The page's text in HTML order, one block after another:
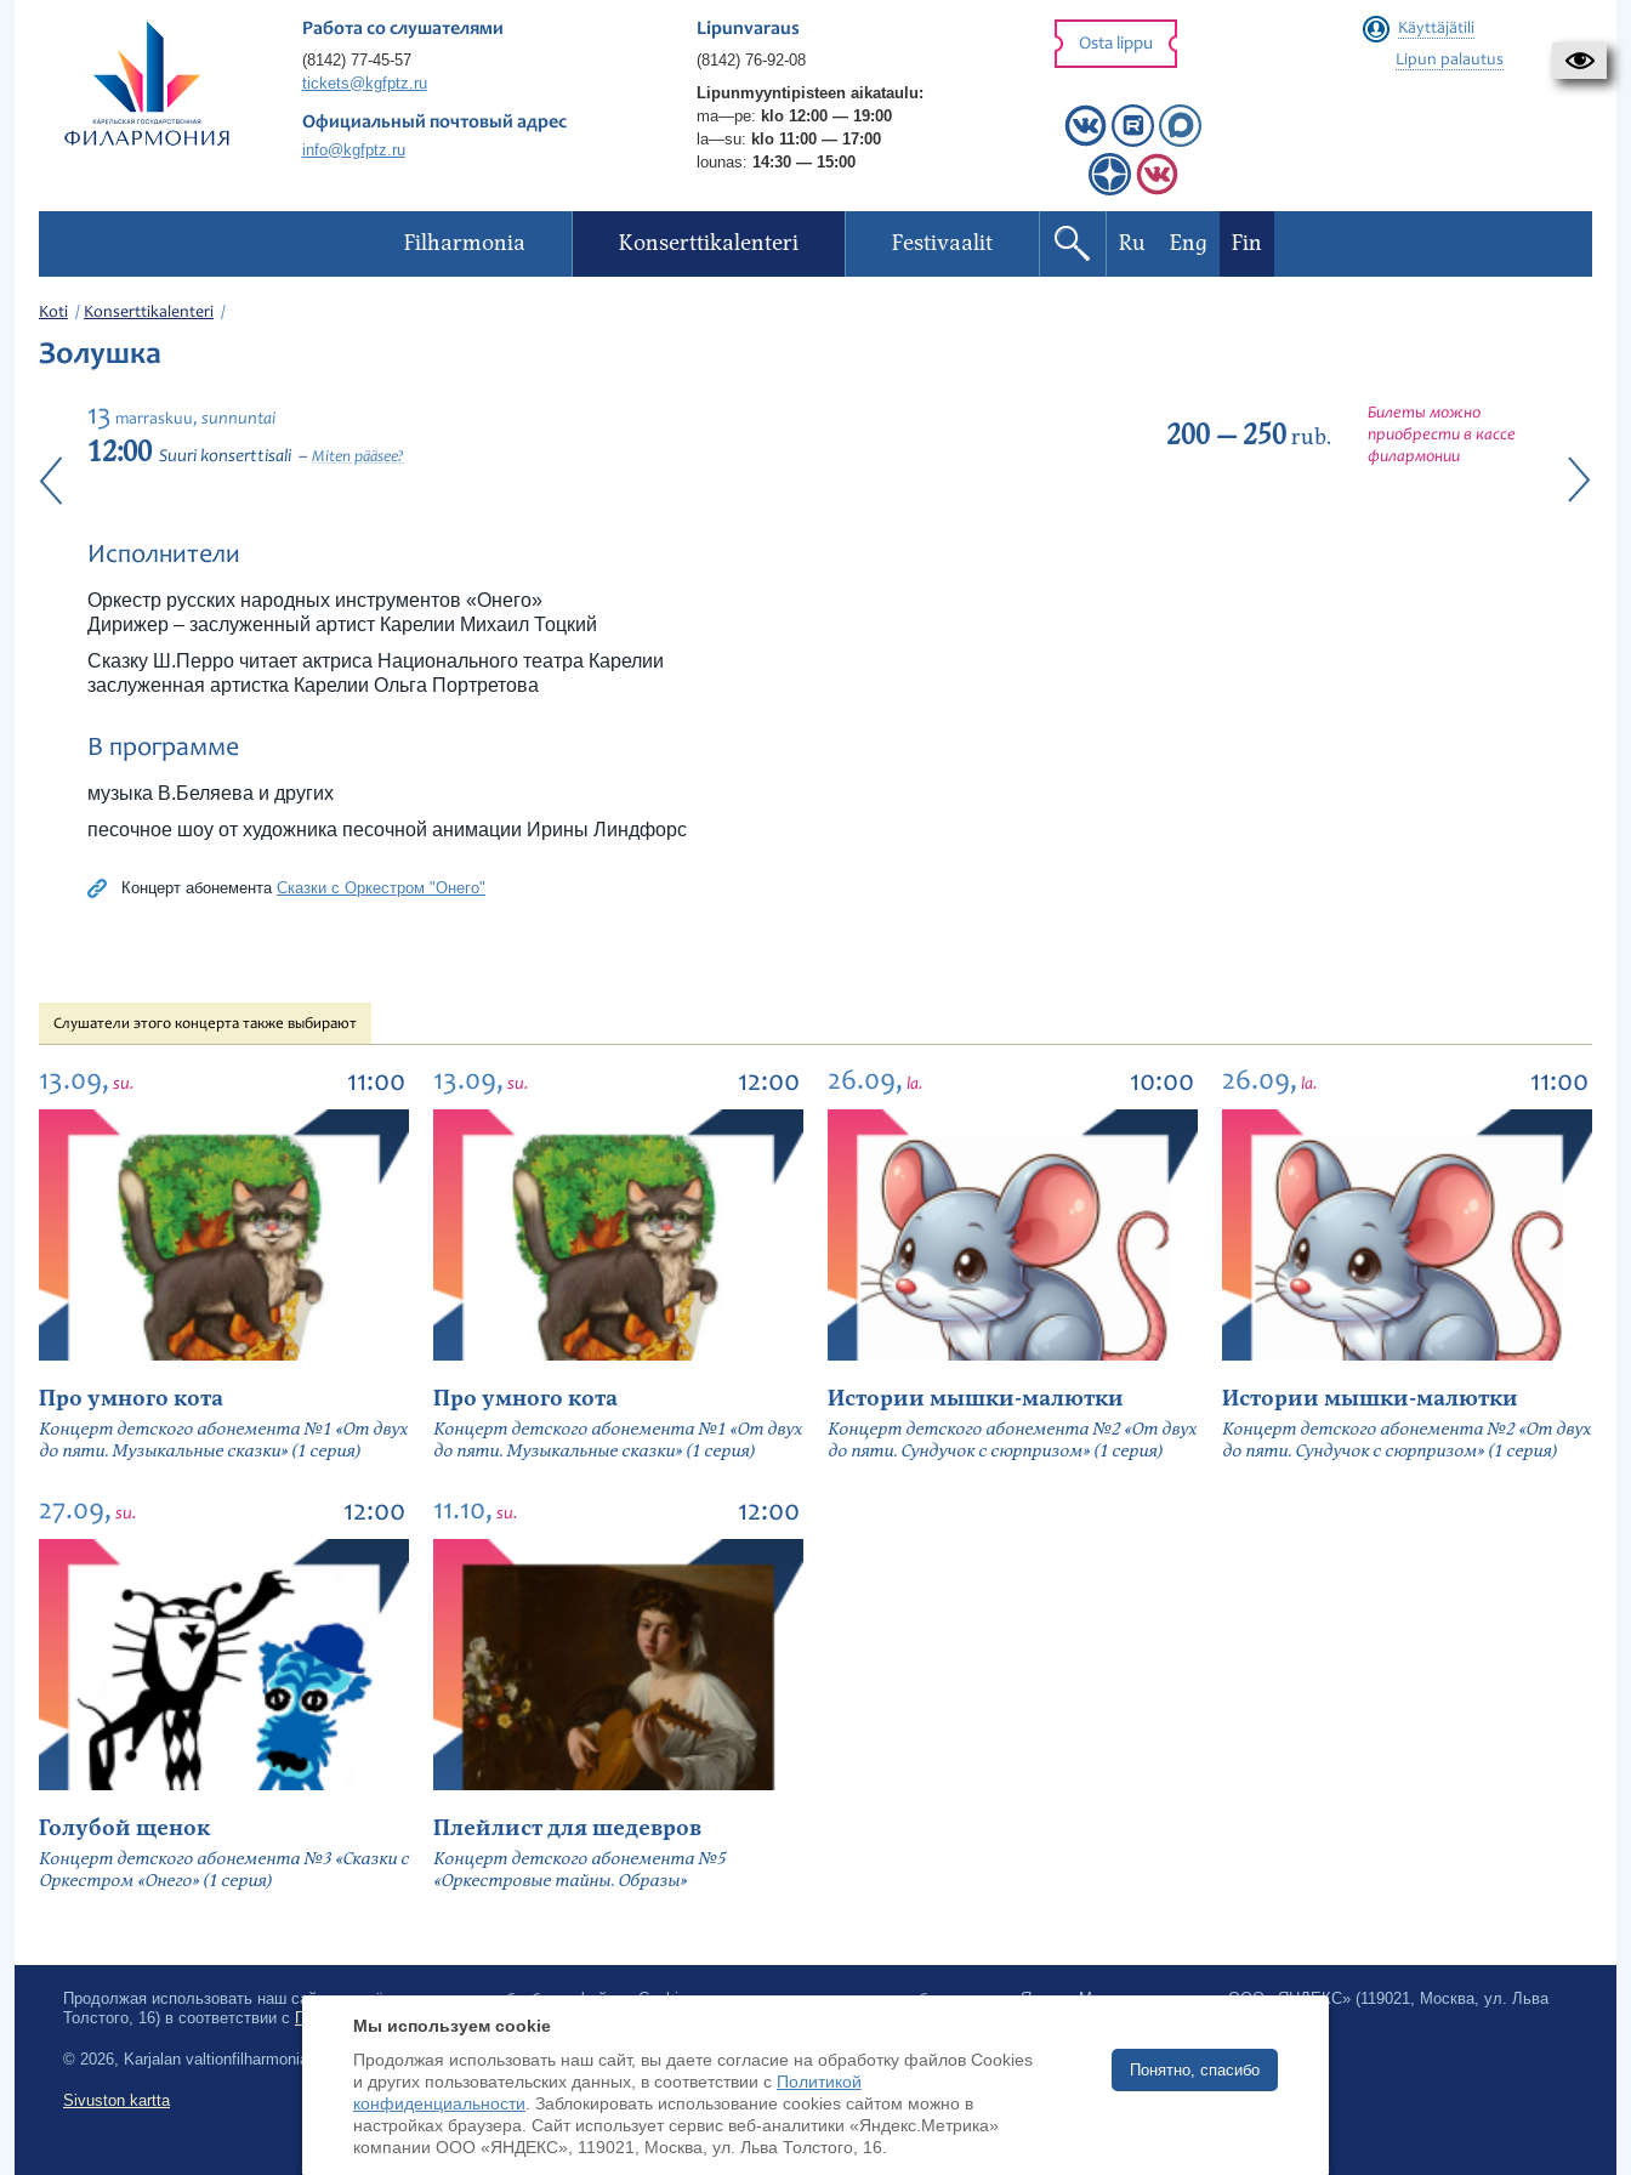
Работа со слушателями
(8142) 77-45-57
tickets@kgfptz.ru
Официальный почтовый адрес
info@kgfptz.ru
Lipunvaraus
(8142) 76-92-08
Lipunmyyntipisteen aikataulu:
ma—pe: klo 12:00 — 19:00
la—su: klo 11:00 — 17:00
lounas: 14:30 — 15:00
Osta lippu
Käyttäjätili
Lipun palautus
Filharmonia Konserttikalenteri Festivaalit Ru Eng Fin
Koti Konserttikalenteri
Золушка
13 marraskuu, sunnuntai
12:00 Suuri konserttisali Miten pääsee?
200 — 250rub.
Билеты можно
приобрести в кассе
филармонии
Исполнители
Оркестр русских народных инструментов «Онего»
Дирижер – заслуженный артист Карелии Михаил Тоцкий
Сказку Ш.Перро читает актриса Национального театра Карелии
заслуженная артистка Карелии Ольга Портретова
В программе
музыка В.Беляева и других
песочное шоу от художника песочной анимации Ирины Линдфорс
Концерт абонемента Сказки с Оркестром "Онего"
Слушатели этого концерта также выбирают
13.09, su. 11:00
Про умного кота
Концерт детского абонемента №1 «От двух
до пяти. Музыкальные сказки» (1 серия)
13.09, su. 12:00
Про умного кота
Концерт детского абонемента №1 «От двух
до пяти. Музыкальные сказки» (1 серия)
26.09, la. 10:00
Истории мышки-малютки
Концерт детского абонемента №2 «От двух
до пяти. Сундучок с сюрпризом» (1 серия)
26.09, la. 11:00
Истории мышки-малютки
Концерт детского абонемента №2 «От двух
до пяти. Сундучок с сюрпризом» (1 серия)
27.09, su. 12:00
Голубой щенок
Концерт детского абонемента №3 «Сказки с
Оркестром «Онего» (1 серия)
11.10, su. 12:00
Плейлист для шедевров
Концерт детского абонемента №5
«Оркестровые тайны. Образы»
Продолжая использовать наш сайт, вы даёте согласие на обработку файлов Cookies и использование сервисов веб-аналитики «Яндекс.Метрика» компании ООО «ЯНДЕКС» (119021, Москва, ул. Льва
Толстого, 16) в соответствии с Политикой конфиденциальности .
© 2026, Karjalan valtionfilharmonia
Sivuston kartta
Luottokortilla maksaminen on saatavilla Sivuston kehittäminen:
Мы используем cookie
Продолжая использовать наш сайт, вы даете согласие на обработку файлов Cookies
и других пользовательских данных, в соответствии с Политикой
конфиденциальности . Заблокировать использование cookies сайтом можно в
настройках браузера. Cайт использует сервис веб-аналитики «Яндекс.Метрика»
компании ООО «ЯНДЕКС», 119021, Москва, ул. Льва Толстого, 16.
Понятно, спасибо